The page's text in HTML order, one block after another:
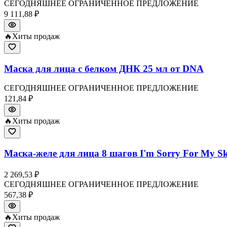
СЕГОДНЯШНЕЕ ОГРАНИЧЕННОЕ ПРЕДЛОЖЕНИЕ
9 111,88 ₽
🔥 Хиты продаж
Маска для лица с белком ДНК 25 мл от DNA
СЕГОДНЯШНЕЕ ОГРАНИЧЕННОЕ ПРЕДЛОЖЕНИЕ
121,84 ₽
🔥Хиты продаж
Маска-желе для лица 8 шагов I'm Sorry For My
2 269,53 ₽
СЕГОДНЯШНЕЕ ОГРАНИЧЕННОЕ ПРЕДЛОЖЕНИЕ
567,38 ₽
🔥 Хиты продаж